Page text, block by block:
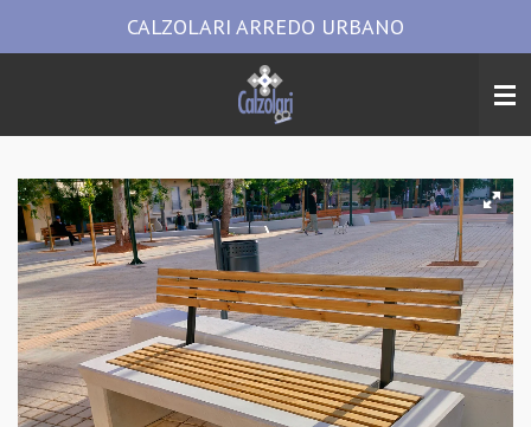
al
CALZOLARI ARREDO URBANO